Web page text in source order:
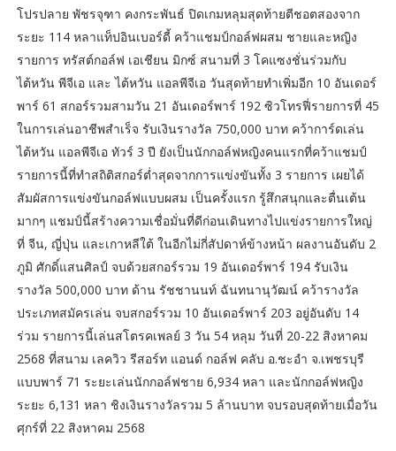
โปรปลาย พัชรจุฑา คงกระพันธ์ ปิดเกมหลุมสุดท้ายตีชอตสองจาก
ระยะ 114 หลาแท็ปอินเบอร์ดี้ คว้าแชมป์กอล์ฟผสม ชายและหญิง
รายการ ทรัสต์กอล์ฟ เอเชียน มิกซ์ สนามที่ 3 โคแซงชั่นร่วมกับ
ไต้หวัน พีจีเอ และ ไต้หวัน แอลพีจีเอ วันสุดท้ายทำเพิ่มอีก 10 อันเดอร์
พาร์ 61 สกอร์รวมสามวัน 21 อันเดอร์พาร์ 192 ซิวโทรฟี่รายการที่ 45
ในการเล่นอาชีพสำเร็จ รับเงินรางวัล 750,000 บาท คว้าการ์ดเล่น
ไต้หวัน แอลพีจีเอ ทัวร์ 3 ปี ยังเป็นนักกอล์ฟหญิงคนแรกที่คว้าแชมป์
รายการนี้ที่ทำสถิติสกอร์ต่ำสุดจากการแข่งขันทั้ง 3 รายการ เผยได้
สัมผัสการแข่งขันกอล์ฟแบบผสม เป็นครั้งแรก รู้สึกสนุกและตื่นเต้น
มากๆ แชมป์นี้สร้างความเชื่อมั่นที่ดีก่อนเดินทางไปแข่งรายการใหญ่
ที่ จีน, ญี่ปุ่น และเกาหลีใต้ ในอีกไม่กี่สัปดาห์ข้างหน้า ผลงานอันดับ 2
ภูมิ ศักดิ์แสนศิลป์ จบด้วยสกอร์รวม 19 อันเดอร์พาร์ 194 รับเงิน
รางวัล 500,000 บาท ด้าน รัชชานนท์ ฉันทนานุวัฒน์ คว้ารางวัล
ประเภทสมัครเล่น จบสกอร์รวม 10 อันเดอร์พาร์ 203 อยู่อันดับ 14
ร่วม รายการนี้เล่นสโตรคเพลย์ 3 วัน 54 หลุม วันที่ 20-22 สิงหาคม
2568 ที่สนาม เลควิว รีสอร์ท แอนด์ กอล์ฟ คลับ อ.ชะอำ จ.เพชรบุรี
แบบพาร์ 71 ระยะเล่นนักกอล์ฟชาย 6,934 หลา และนักกอล์ฟหญิง
ระยะ 6,131 หลา ชิงเงินรางวัลรวม 5 ล้านบาท จบรอบสุดท้ายเมื่อวัน
ศุกร์ที่ 22 สิงหาคม 2568